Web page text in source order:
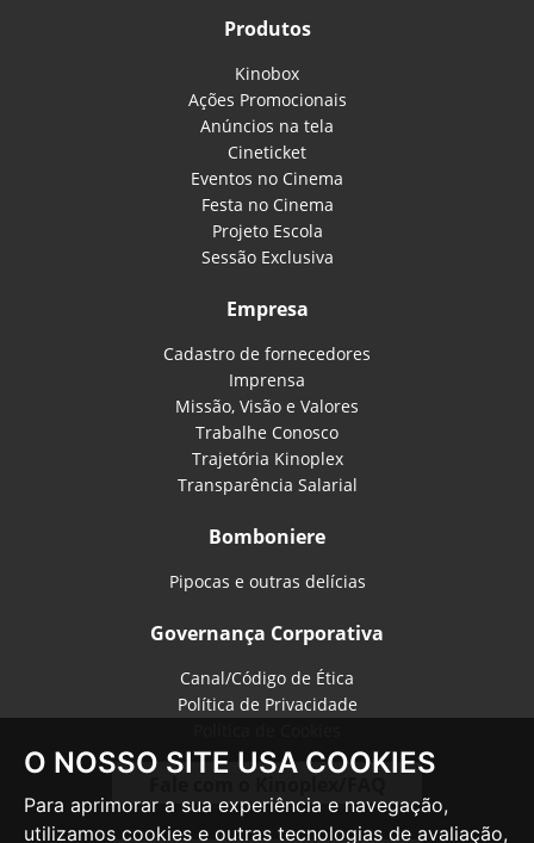
O NOSSO SITE USA COOKIES
Para aprimorar a sua experiência e navegação,
utilizamos cookies e outras tecnologias de avaliação,
Produtos
Kinobox
Ações Promocionais
Anúncios na tela
Cineticket
Eventos no Cinema
Festa no Cinema
Projeto Escola
Sessão Exclusiva
Empresa
Cadastro de fornecedores
Imprensa
Missão, Visão e Valores
Trabalhe Conosco
Trajetória Kinoplex
Transparência Salarial
Bomboniere
Pipocas e outras delícias
Governança Corporativa
Canal/Código de Ética
Política de Privacidade